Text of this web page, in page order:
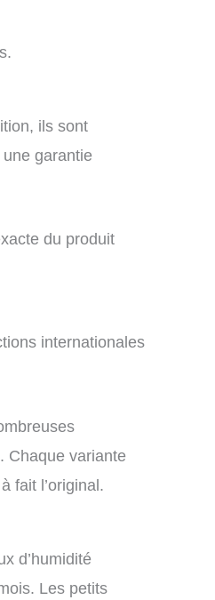
ils sont
garantie
du produit
internationales
Chaque variante
fait l’original.
d’humidité
Les petits